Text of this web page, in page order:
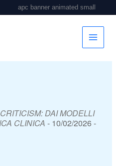
DAI MODELLI
CLINICA - 10/02/2026 -